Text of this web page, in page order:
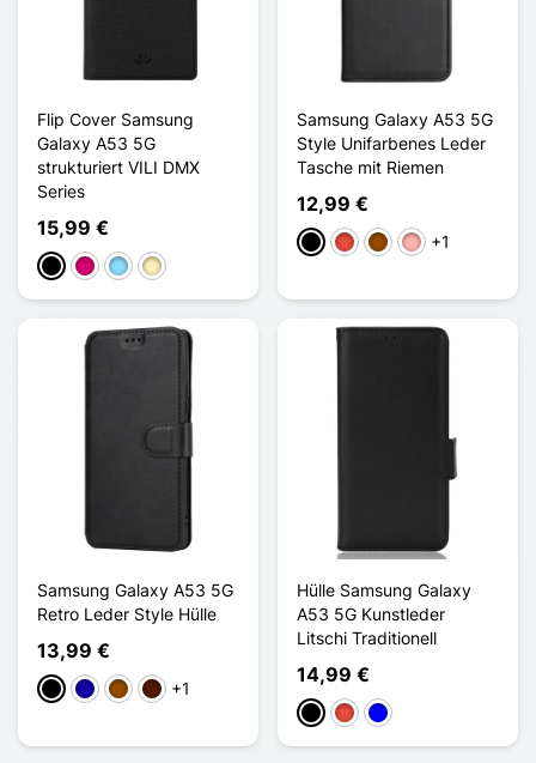
Flip Cover Samsung
Galaxy A53 5G
strukturiert VILI DMX
Series
15,99 €
SchwarzMagenta
HellblauGolden
Samsung Galaxy A53 5G
Style Unifarbenes Leder
Tasche mit Riemen
12,99 €
Schwarz
Rot BraunRoségold
+1
Samsung Galaxy A53 5G
Retro Leder Style Hülle
13,99 €
SchwarzDunkelblau
BraunDunkelbraun
+1
Hülle Samsung Galaxy
A53 5G Kunstleder
Litschi Traditionell
14,99 €
Schwarz
Rot Blau